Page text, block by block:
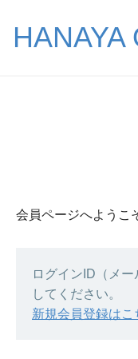
会員ページへようこ
ログインID（メ
してください。
新規会員登録はこ